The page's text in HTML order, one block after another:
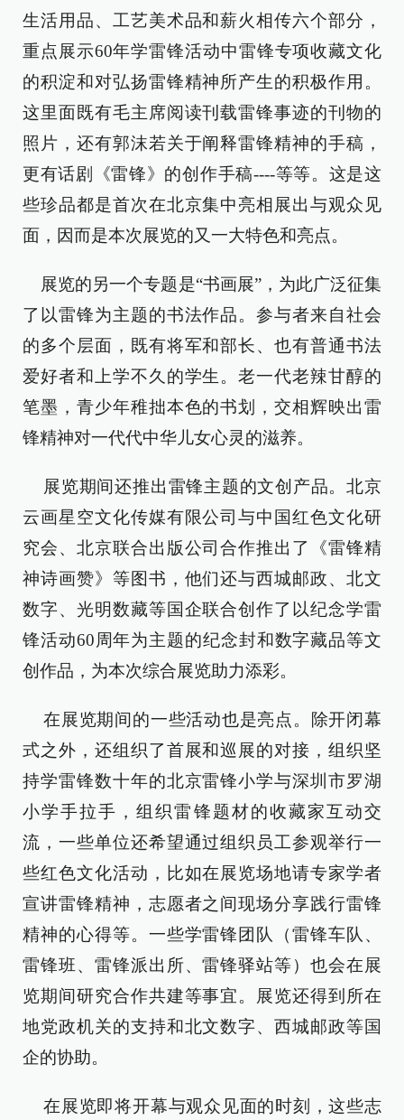
生活用品、工艺美术品和薪火相传六个部分，
重点展示60年学雷锋活动中雷锋专项收藏文化
的积淀和对弘扬雷锋精神所产生的积极作用。
这里面既有毛主席阅读刊载雷锋事迹的刊物的
照片，还有郭沫若关于阐释雷锋精神的手稿，
更有话剧《雷锋》的创作手稿----等等。这是这
些珍品都是首次在北京集中亮相展出与观众见
面，因而是本次展览的又一大特色和亮点。
展览的另一个专题是“书画展”，为此广泛征集
了以雷锋为主题的书法作品。参与者来自社会
的多个层面，既有将军和部长、也有普通书法
爱好者和上学不久的学生。老一代老辣甘醇的
笔墨，青少年稚拙本色的书划，交相辉映出雷
锋精神对一代代中华儿女心灵的滋养。
展览期间还推出雷锋主题的文创产品。北京
云画星空文化传媒有限公司与中国红色文化研
究会、北京联合出版公司合作推出了《雷锋精
神诗画赞》等图书，他们还与西城邮政、北文
数字、光明数藏等国企联合创作了以纪念学雷
锋活动60周年为主题的纪念封和数字藏品等文
创作品，为本次综合展览助力添彩。
在展览期间的一些活动也是亮点。除开闭幕
式之外，还组织了首展和巡展的对接，组织坚
持学雷锋数十年的北京雷锋小学与深圳市罗湖
小学手拉手，组织雷锋题材的收藏家互动交
流，一些单位还希望通过组织员工参观举行一
些红色文化活动，比如在展览场地请专家学者
宣讲雷锋精神，志愿者之间现场分享践行雷锋
精神的心得等。一些学雷锋团队（雷锋车队、
雷锋班、雷锋派出所、雷锋驿站等）也会在展
览期间研究合作共建等事宜。展览还得到所在
地党政机关的支持和北文数字、西城邮政等国
企的协助。
在展览即将开幕与观众见面的时刻，这些志